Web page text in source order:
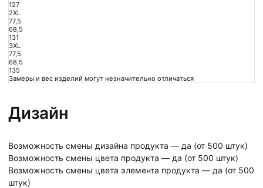
127
2XL
77,5
68,5
131
3XL
77,5
68,5
135
Замеры и вес изделий могут незначительно отличаться
Дизайн
Возможность смены дизайна продукта — да (от 500 штук)
Возможность смены цвета продукта — да (от 500 штук)
Возможность смены цвета элемента продукта — да (от 500
штук)